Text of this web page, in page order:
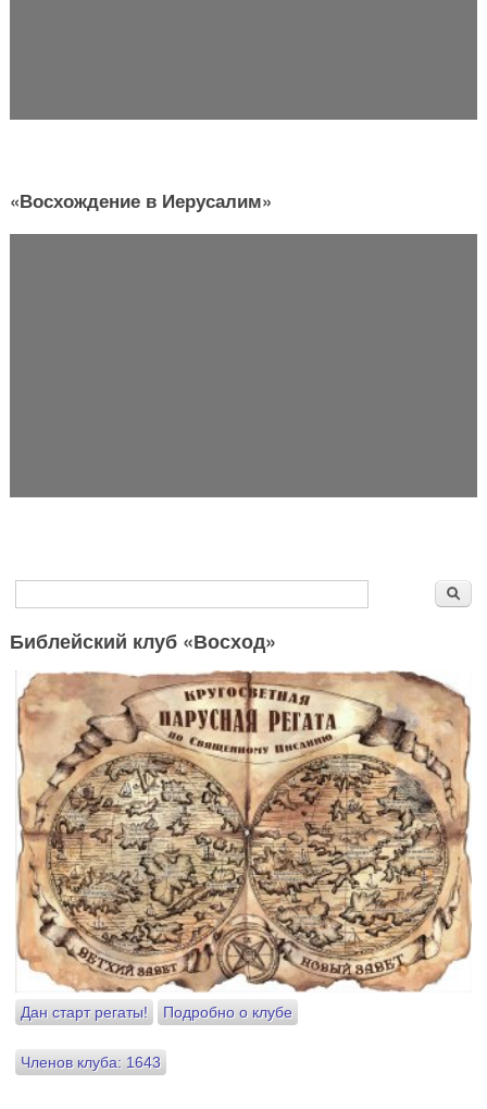
«Восхождение в Иерусалим»
Форма поиска
Библейский клуб «Восход»
Дан старт регаты! Подробно о клубе
Членов клуба: 1643